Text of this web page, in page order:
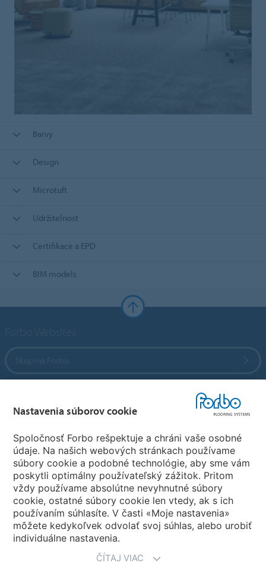
Barvy
Design
Microtuft
Udržitelnost
Certifikace a EPD
BIM models
Zvoľte krajinu
Zvoľte svoju krajinu
Nastavenia súborov cookie
Spoločnosť Forbo rešpektuje a chráni vaše osobné
údaje. Na našich webových stránkach používame
súbory cookie a podobné technológie, aby sme vám
poskytli optimálny používateľský zážitok. Pritom
vždy používame absolútne nevyhnutné súbory
cookie, ostatné súbory cookie len vtedy, ak s ich
používaním súhlasíte. V časti «Moje nastavenia»
môžete kedykoľvek odvolať svoj súhlas, alebo urobiť
individuálne nastavenia.
ČÍTAJ VIAC